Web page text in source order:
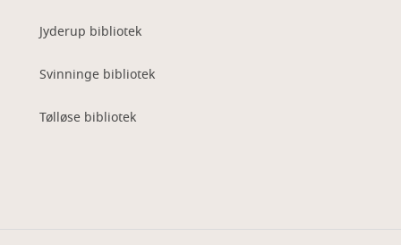
Jyderup bibliotek
Svinninge bibliotek
Tølløse bibliotek